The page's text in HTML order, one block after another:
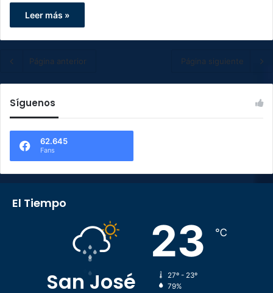
Leer más »
Página anterior Página siguiente
Síguenos
62.645
Fans
El Tiempo
San José
23 ℃
27º - 23º
79%